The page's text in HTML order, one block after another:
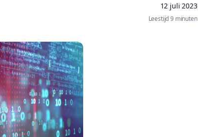
12 juli 2023
Leestijd 9 minuten